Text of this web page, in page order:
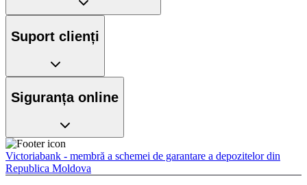
Suport clienți
Siguranța online
Victoriabank - membră a schemei de garantare a depozitelor din
Republica Moldova